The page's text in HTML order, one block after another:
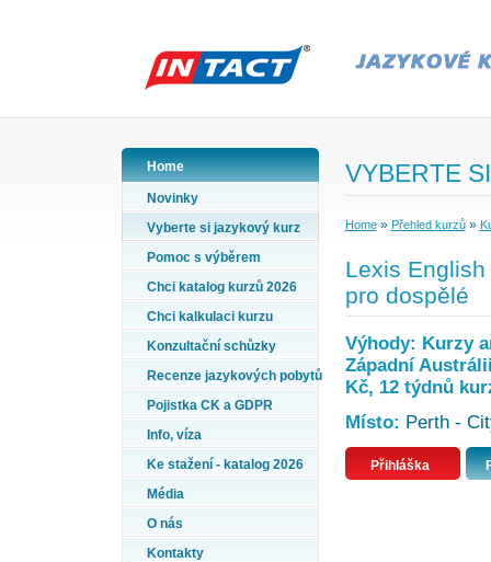
Home
Novinky
Vyberte si jazykový kurz
Pomoc s výběrem
Chci katalog kurzů 2026
Chci kalkulaci kurzu
Konzultační schůzky
Recenze jazykových pobytů
Pojistka CK a GDPR
Info, víza
Ke stažení - katalog 2026
Média
O nás
Kontakty
VYBERTE
Home» Přehled kurzů»
Lexis
pro dospělé
Výhody: Kurzy
Západní
Kč, 12 týdnů
Místo: Perth -
Přihláška